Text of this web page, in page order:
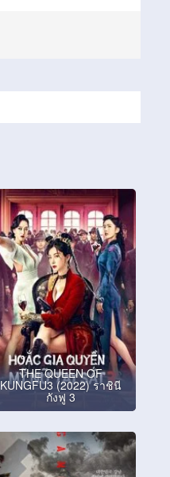
THE QUEEN OF
KUNGFU3 (2022) ราชินี
กังฟู 3